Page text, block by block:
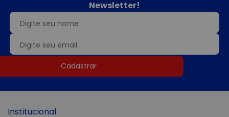
Newsletter!
Cadastrar
Institucional